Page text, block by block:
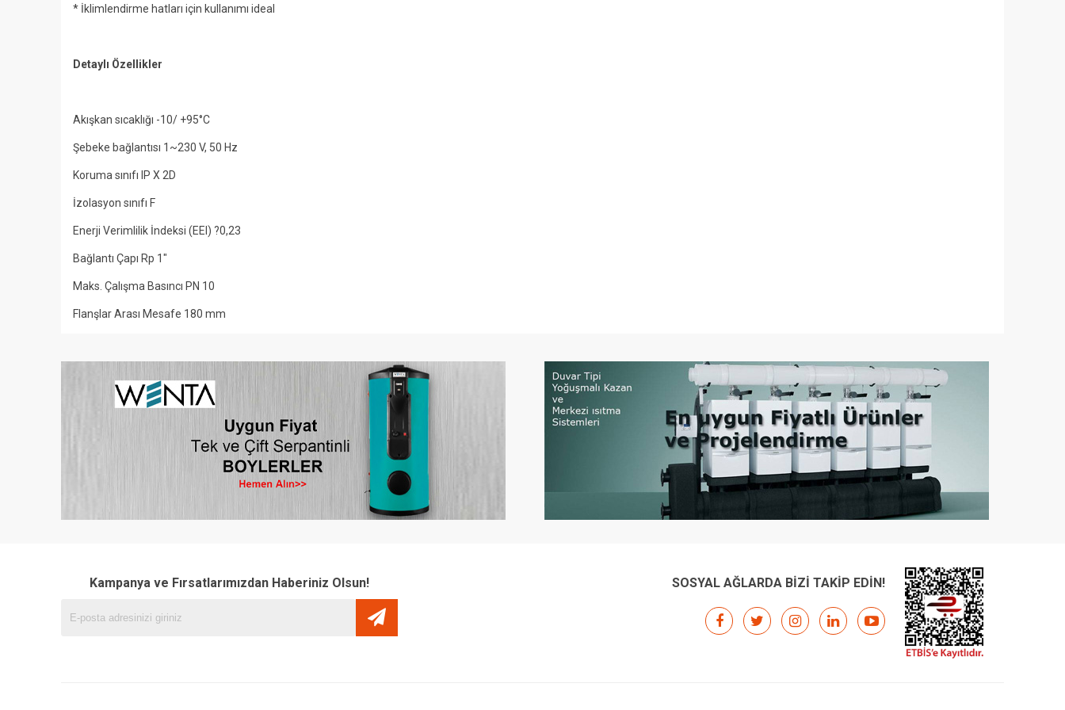
* İklimlendirme hatları için kullanımı ideal
Detaylı Özellikler
Akışkan sıcaklığı -10/ +95°C
Şebeke bağlantısı 1~230 V, 50 Hz
Koruma sınıfı IP X 2D
İzolasyon sınıfı F
Enerji Verimlilik İndeksi (EEI) ?0,23
Bağlantı Çapı Rp 1"
Maks. Çalışma Basıncı PN 10
Flanşlar Arası Mesafe 180 mm
Kampanya ve Fırsatlarımızdan Haberiniz Olsun! SOSYAL AĞLARDA BİZİ TAKİP EDİN!